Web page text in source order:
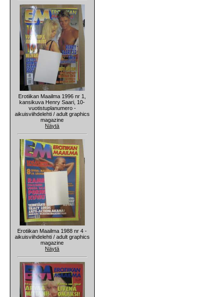
Erotiikan Maailma 1996 nr 1,
kansikuva Henry Saari, 10-
vuotistuplanumero -
aikuisviihdelehti / adult graphics
magazine
Näytä
Erotiikan Maailma 1988 nr 4 -
aikuisviihdelehti / adult graphics
magazine
Näytä